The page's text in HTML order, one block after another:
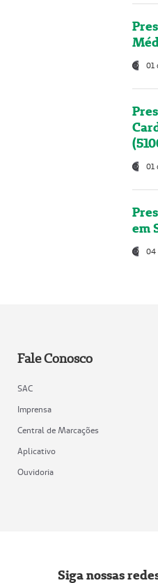
01
01
em
04
Fale Conosco
SAC
Imprensa
Central de Marcações
Aplicativo
Ouvidoria
Siga nossas